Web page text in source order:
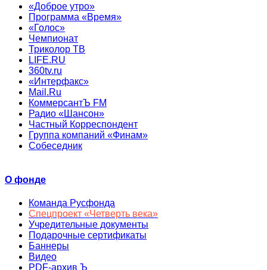
«Доброе утро»
Программа «Время»
«Голос»
Чемпионат
Триколор ТВ
LIFE.RU
360tv.ru
«Интерфакс»
Mail.Ru
КоммерсантЪ FM
Радио «Шансон»
Частный Корреспондент
Группа компаний «Финам»
Собеседник
О фонде
Команда Русфонда
Спецпроект «Четверть века»
Учредительные документы
Подарочные сертификаты
Баннеры
Видео
PDF-архив Ъ